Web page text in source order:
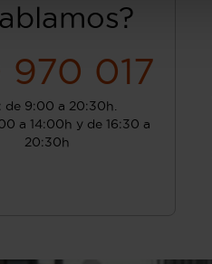
970 017
de 9:00 a 20:30h.
a 14:00h y de 16:30 a
20:30h